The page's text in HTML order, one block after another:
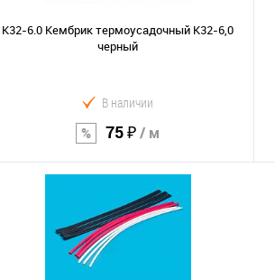
K32-6.0 Кембрик термоусадочный K32-6,0
черный
В наличии
75 ₽/ м
В корзину
Сравнение